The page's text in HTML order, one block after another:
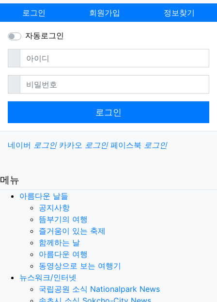
로그인 회원가입 정보찾기
자동로그인
아이디필수
비밀번호필수
로그인
소셜계정으로 로그인
네이버 로그인 카카오 로그인 페이스북 로그인
메뉴
아름다운 날들
공지사항
뜸부기의 여행
즐거움이 있는 축제
함께하는 날
아름다운 여행
동영상으로 보는 여행기
뉴스워크/인터넷
국립공원 소식 Nationalpark News